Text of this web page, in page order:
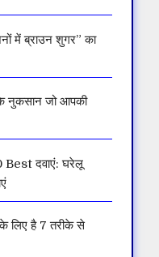
में ब्राउन शुगर” का
नुकसान जो आपकी
Best दवाएं: घरेलू
लिए है 7 तरीके से